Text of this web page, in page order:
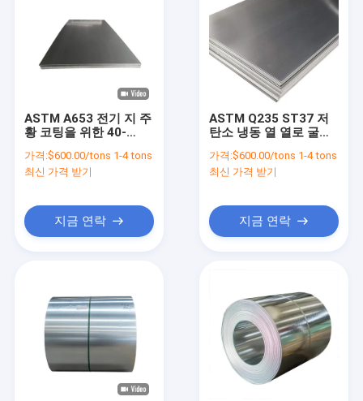
ASTM A653 전기 지 주
황 코팅을 위한 40-
된 진료 코일 시트
가격:$600.00/tons 1-4 tons
최신 가격 받기
지금 연락
ASTM Q235 ST37 저
탄소 냉동 열 열로 굴린
16mm 당겨
가격:$600.00/tons 1-4 tons
최신 가격 받기
지금 연락